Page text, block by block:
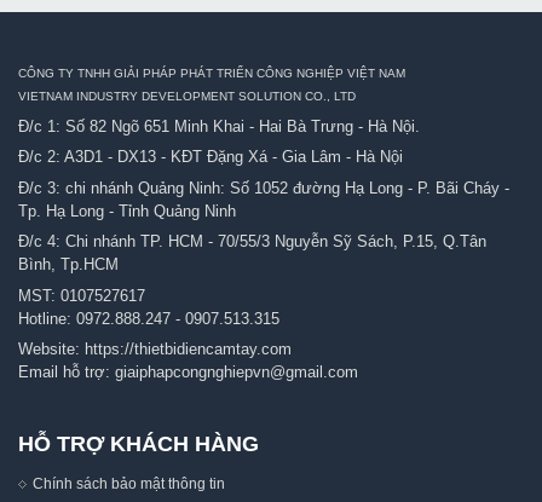
CÔNG TY TNHH GIẢI PHÁP PHÁT TRIỂN CÔNG NGHIỆP VIỆT NAM
VIETNAM INDUSTRY DEVELOPMENT SOLUTION CO., LTD
Đ/c 1: Số 82 Ngõ 651 Minh Khai - Hai Bà Trưng - Hà Nội.
Đ/c 2: A3D1 - DX13 - KĐT Đặng Xá - Gia Lâm - Hà Nội
Đ/c 3: chi nhánh Quảng Ninh: Số 1052 đường Hạ Long - P. Bãi Cháy -
Tp. Hạ Long - Tỉnh Quảng Ninh
Đ/c 4: Chi nhánh TP. HCM - 70/55/3 Nguyễn Sỹ Sách, P.15, Q.Tân
Bình, Tp.HCM
MST: 0107527617
Hotline: 0972.888.247 - 0907.513.315
Website: https://thietbidiencamtay.com
Email hỗ trợ: giaiphapcongnghiepvn@gmail.com
HỖ TRỢ KHÁCH HÀNG
Chính sách bảo mật thông tin